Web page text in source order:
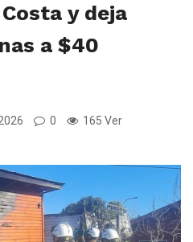
y deja
a $40
0 165 Ver